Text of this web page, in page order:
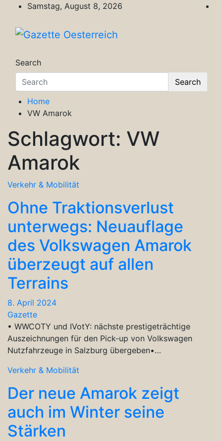
content
Samstag, August 8, 2026
Search
Search
Home
VW Amarok
Schlagwort: VW
Amarok
Verkehr & Mobilität
Ohne Traktionsverlust
unterwegs: Neuauflage
des Volkswagen Amarok
überzeugt auf allen
Terrains
8. April 2024
Gazette
• WWCOTY und IVotY: nächste prestigeträchtige
Auszeichnungen für den Pick-up von Volkswagen
Nutzfahrzeuge in Salzburg übergeben•…
Verkehr & Mobilität
Der neue Amarok zeigt
auch im Winter seine
Stärken